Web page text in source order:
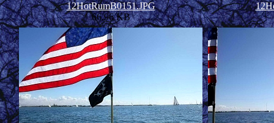
12HotRumB0151.JPG
66.96 KB